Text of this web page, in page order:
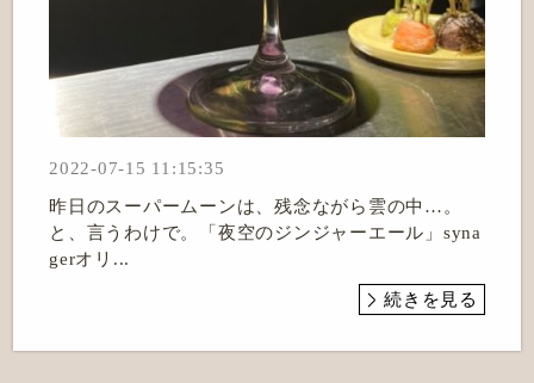
2022-07-15 11:15:35
昨日のスーパームーンは、残念ながら雲の中…。
と、言うわけで。「夜空のジンジャーエール」syna
gerオリ...
続きを見る